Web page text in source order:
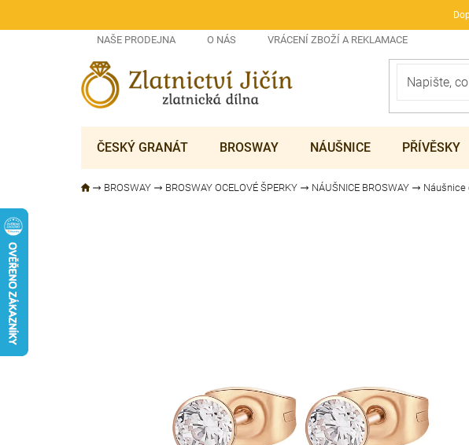
NAŠE PRODEJNA O NÁS VRÁCENÍ ZBOŽÍ A REKLAMACE
ČESKÝ GRANÁT BROSWAY NÁUŠNICE PŘÍVĚSKY
BROSWAY BROSWAY OCELOVÉ ŠPERKY NÁUŠNICE BROSWAY Náušnice